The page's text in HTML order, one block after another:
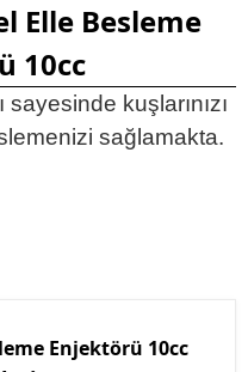
Elle Besleme
10cc
kuşlarınızı
sağlamakta.
Enjektörü 10cc